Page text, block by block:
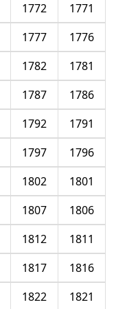
1771
1772
1776
1777
1781
1782
1786
1787
1791
1792
1796
1797
1801
1802
1806
1807
1811
1812
1816
1817
1821
1822